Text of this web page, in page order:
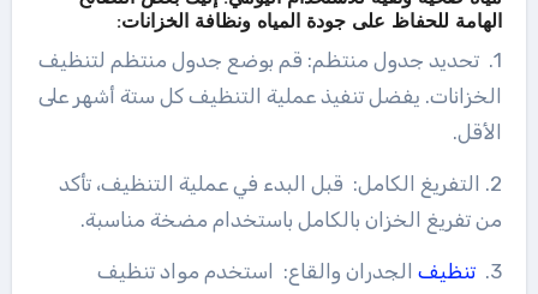
الهامة للحفاظ على جودة المياه ونظافة الخزانات:
1. تحديد جدول منتظم: قم بوضع جدول منتظم لتنظيف
الخزانات. يفضل تنفيذ عملية التنظيف كل ستة أشهر على
الأقل.
2. التفريغ الكامل: قبل البدء في عملية التنظيف، تأكد
من تفريغ الخزان بالكامل باستخدام مضخة مناسبة.
3. تنظيفالجدران والقاع: استخدم مواد تنظيف